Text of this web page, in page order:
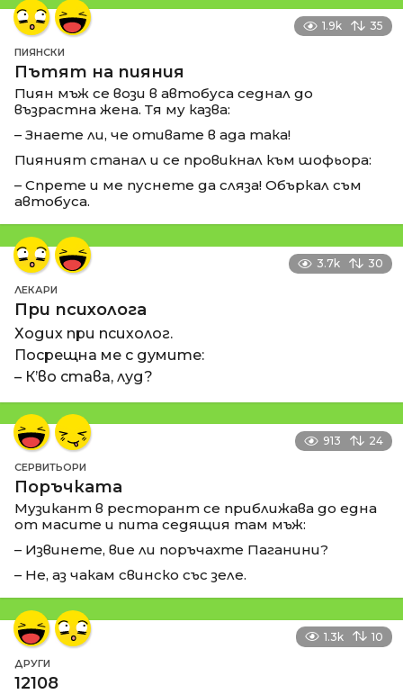
1.9k 35
ПИЯНСКИ
Пътят на пияния
Пиян мъж се вози в автобуса седнал до
възрастна жена. Тя му казва:
– Знаете ли, че отивате в ада така!
Пияният станал и се провикнал към шофьора:
– Спрете и ме пуснете да сляза! Объркал съм
автобуса.
3.7k 30
ЛЕКАРИ
При психолога
Ходих при психолог.
Посрещна ме с думите:
– К’во става, луд?
913 24
СЕРВИТЬОРИ
Поръчката
Музикант в ресторант се приближава до една
от масите и пита седящия там мъж:
– Извинете, вие ли поръчахте Паганини?
– Не, аз чакам свинско със зеле.
1.3k 10
ДРУГИ
12108